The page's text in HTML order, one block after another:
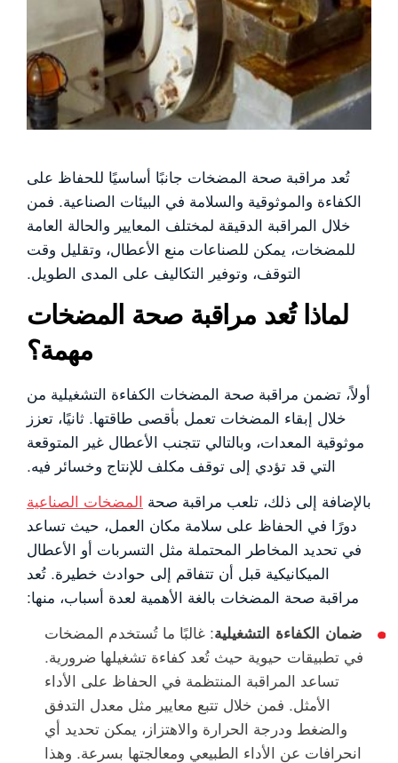
تُعد مراقبة صحة المضخات جانبًا أساسيًا للحفاظ على
الكفاءة والموثوقية والسلامة في البيئات الصناعية. فمن
خلال المراقبة الدقيقة لمختلف المعايير والحالة العامة
للمضخات، يمكن للصناعات منع الأعطال، وتقليل وقت
التوقف، وتوفير التكاليف على المدى الطويل.
لماذا تُعد مراقبة صحة المضخات
مهمة؟
أولاً، تضمن مراقبة صحة المضخات الكفاءة التشغيلية من
خلال إبقاء المضخات تعمل بأقصى طاقتها. ثانيًا، تعزز
موثوقية المعدات، وبالتالي تتجنب الأعطال غير المتوقعة
التي قد تؤدي إلى توقف مكلف للإنتاج وخسائر فيه.
بالإضافة إلى ذلك، تلعب مراقبة صحة المضخات الصناعية
دورًا في الحفاظ على سلامة مكان العمل، حيث تساعد
في تحديد المخاطر المحتملة مثل التسربات أو الأعطال
الميكانيكية قبل أن تتفاقم إلى حوادث خطيرة. تُعد
مراقبة صحة المضخات بالغة الأهمية لعدة أسباب، منها:
ضمان الكفاءة التشغيلية: غالبًا ما تُستخدم المضخات
في تطبيقات حيوية حيث تُعد كفاءة تشغيلها ضرورية.
تساعد المراقبة المنتظمة في الحفاظ على الأداء
الأمثل. فمن خلال تتبع معايير مثل معدل التدفق
والضغط ودرجة الحرارة والاهتزاز، يمكن تحديد أي
انحرافات عن الأداء الطبيعي ومعالجتها بسرعة. وهذا